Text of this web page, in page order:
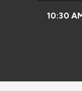
10:30